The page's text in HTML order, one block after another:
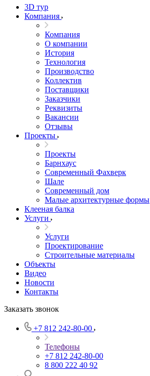
3D тур
Компания
Компания
О компании
История
Технология
Производство
Коллектив
Поставщики
Заказчики
Реквизиты
Вакансии
Отзывы
Проекты
Проекты
Барнхаус
Современный Фахверк
Шале
Современный дом
Малые архитектурные формы
Клееная балка
Услуги
Услуги
Проектирование
Строительные материалы
Объекты
Видео
Новости
Контакты
Заказать звонок
+7 812 242-80-00
Телефоны
+7 812 242-80-00
8 800 222 40 92